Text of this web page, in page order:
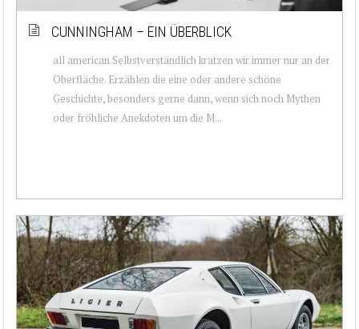
CUNNINGHAM – EIN ÜBERBLICK
all american Selbstverständlich kratzen wir immer nur an der
Oberfläche. Erzählen die eine oder andere schöne
Geschichte, besonders gerne dann, wenn sich noch Mythen
oder fröhliche Anekdoten um die M...